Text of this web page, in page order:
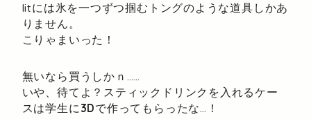
litには氷を一つずつ掴むトングのような道具しかあ
りません。
こりゃまいった！
無いなら買うしかｎ……
いや、待てよ？スティックドリンクを入れるケー
スは学生に3Dで作ってもらったな…！